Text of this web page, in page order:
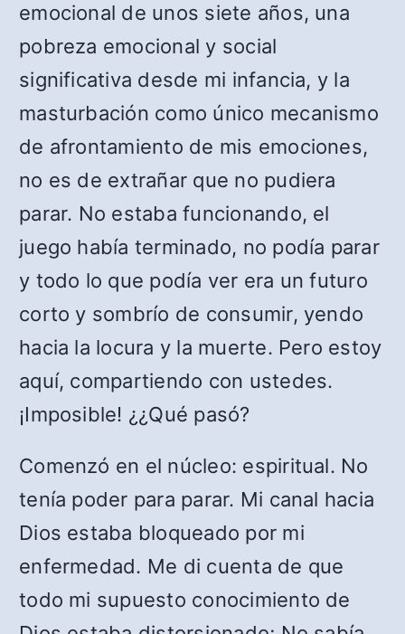
emocional de unos siete años, una
pobreza emocional y social
significativa desde mi infancia, y la
masturbación como único mecanismo
de afrontamiento de mis emociones,
no es de extrañar que no pudiera
parar. No estaba funcionando, el
juego había terminado, no podía parar
y todo lo que podía ver era un futuro
corto y sombrío de consumir, yendo
hacia la locura y la muerte. Pero estoy
aquí, compartiendo con ustedes.
¡Imposible! ¿¿Qué pasó?
Comenzó en el núcleo: espiritual. No
tenía poder para parar. Mi canal hacia
Dios estaba bloqueado por mi
enfermedad. Me di cuenta de que
todo mi supuesto conocimiento de